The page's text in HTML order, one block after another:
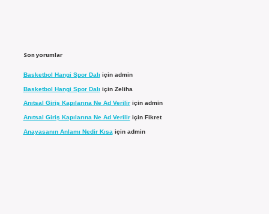
Son yorumlar
Basketbol Hangi Spor Dalı için admin
Basketbol Hangi Spor Dalı için Zeliha
Anıtsal Giriş Kapılarına Ne Ad Veriliriçin admin
Anıtsal Giriş Kapılarına Ne Ad Veriliriçin Fikret
Anayasanın Anlamı Nedir Kısa için admin